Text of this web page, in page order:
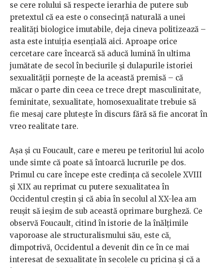
se cere rolului să respecte ierarhia de putere sub
pretextul că ea este o consecință naturală a unei
realități biologice imutabile, deja cineva politizează –
asta este intuiția esențială aici. Aproape orice
cercetare care încearcă să aducă lumină în ultima
jumătate de secol în beciurile și dulapurile istoriei
sexualității pornește de la această premisă – că
măcar o parte din ceea ce trece drept masculinitate,
feminitate, sexualitate, homosexualitate trebuie să
fie mesaj care plutește în discurs fără să fie ancorat în
vreo realitate tare.
Așa și cu Foucault, care e mereu pe teritoriul lui acolo
unde simte că poate să întoarcă lucrurile pe dos.
Primul cu care începe este credința că secolele XVIII
și XIX au reprimat cu putere sexualitatea în
Occidentul creștin și că abia în secolul al XX-lea am
reușit să ieșim de sub această oprimare burgheză. Ce
observă Foucault, citind în istorie de la înălțimile
vaporoase ale structuralismului său, este că,
dimpotrivă, Occidentul a devenit din ce în ce mai
interesat de sexualitate în secolele cu pricina și că a